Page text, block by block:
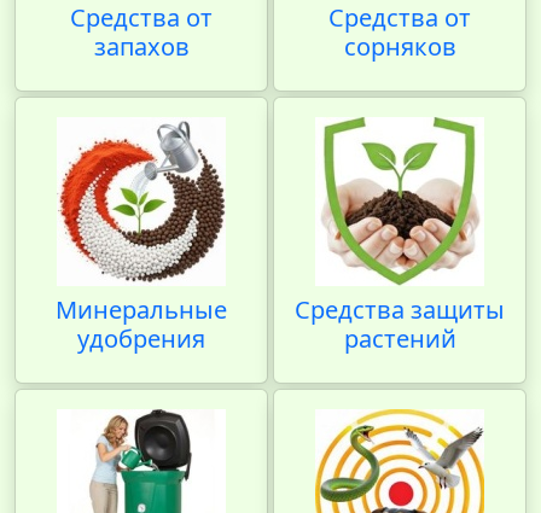
Средства от
запахов
Средства от
сорняков
Минеральные
удобрения
Средства защиты
растений